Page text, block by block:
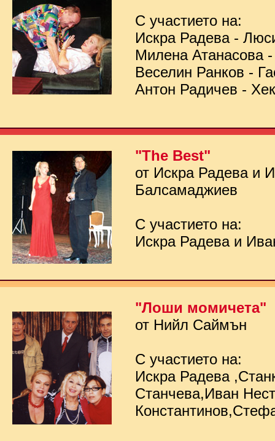
С участието на:
Искра Радева -
Милена Атанасова
Веселин Ранков -
Антон Радичев -
"The Best"
от Искра Радева и
Балсамаджиев
С участието на:
Искра Радева и
"Лоши момичета"
от Нийл Саймън
С участието на:
Искра Радева
Станчева,Иван